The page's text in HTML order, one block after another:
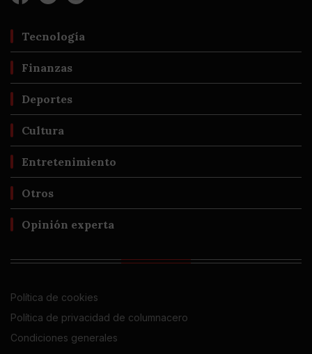
Tecnología
Finanzas
Deportes
Cultura
Entretenimiento
Otros
Opinión experta
Política de cookies
Política de privacidad de columnacero
Condiciones generales